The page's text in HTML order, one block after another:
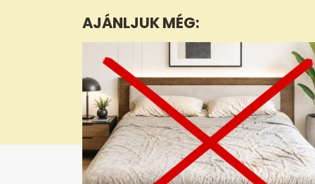
11
secondsVolume
0%
AJÁNLJUK MÉG: